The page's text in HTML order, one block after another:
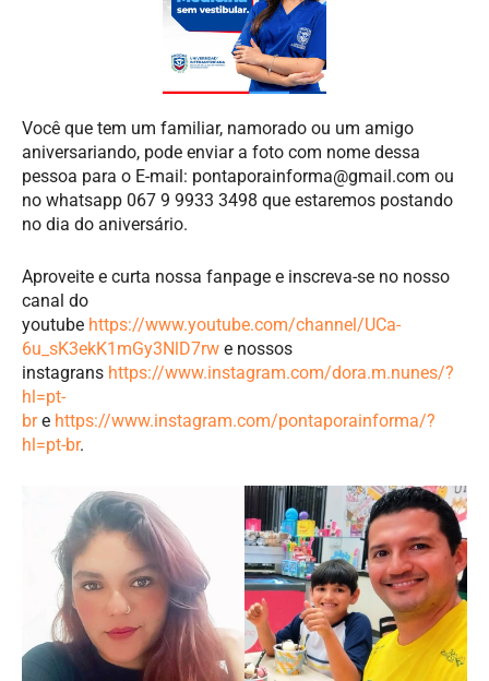
Você que tem um familiar, namorado ou um amigo
aniversariando, pode enviar a foto com nome dessa
pessoa para o E-mail: pontaporainforma@gmail.com ou
no whatsapp 067 9 9933 3498 que estaremos postando
no dia do aniversário.
Aproveite e curta nossa fanpage e inscreva-se no nosso
canal do
youtube https://www.youtube.com/channel/UCa-
6u_sK3ekK1mGy3NlD7rw e nossos
instagrans https://www.instagram.com/dora.m.nunes/?
hl=pt-
bre https://www.instagram.com/pontaporainforma/?
hl=pt-br.